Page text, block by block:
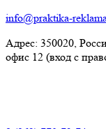
info@praktika-
Адрес: 350020,
офис 12 (вход с